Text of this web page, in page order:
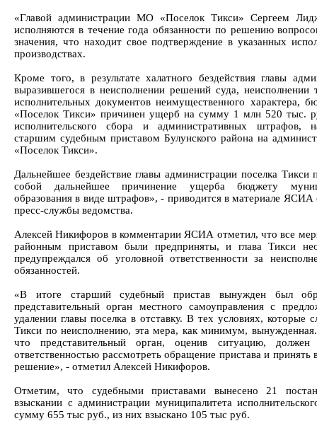
«Главой администрации МО «Поселок Тикси» Сергеем
исполняются в течение года обязанности по решению
значения, что находит свое подтверждение в указанных
производствах.
Кроме того, в результате халатного бездействия главы
выразившегося в неисполнении решений суда, неисполнении
исполнительных документов неимущественного характера,
«Поселок Тикси» причинен ущерб на сумму 1 млн 520 тыс.
исполнительского сбора и административных штрафов,
старшим судебным приставом Булунского района на
«Поселок Тикси».
Дальнейшее бездействие главы администрации поселка Тикси
собой дальнейшее причинение ущерба бюджету
образования в виде штрафов», - приводится в материале
пресс-службы ведомства.
Алексей Никифоров в комментарии ЯСИА отметил, что все
районным приставом были предприняты, и глава Тикси
предупреждался об уголовной ответственности за
обязанностей.
«В итоге старший судебный пристав вынужден был
представительный орган местного самоуправления с
удалении главы поселка в отставку. В тех условиях, которые
Тикси по неисполнению, эта мера, как минимум,
что представительный орган, оценив ситуацию,
ответственностью рассмотреть обращение пристава и принять
решение», - отметил Алексей Никифоров.
Отметим, что судебными приставами вынесено 21
взыскании с администрации муниципалитета
сумму 655 тыс руб., из них взыскано 105 тыс руб.